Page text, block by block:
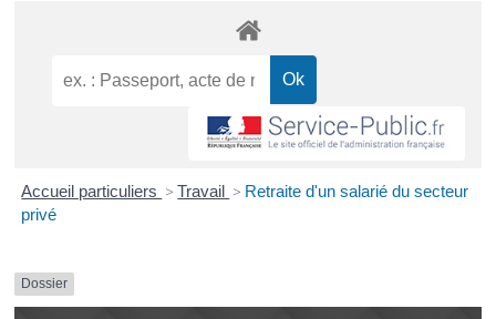
Accueil particuliers > Travail > Retraite d'un salarié du secteur
privé
Dossier